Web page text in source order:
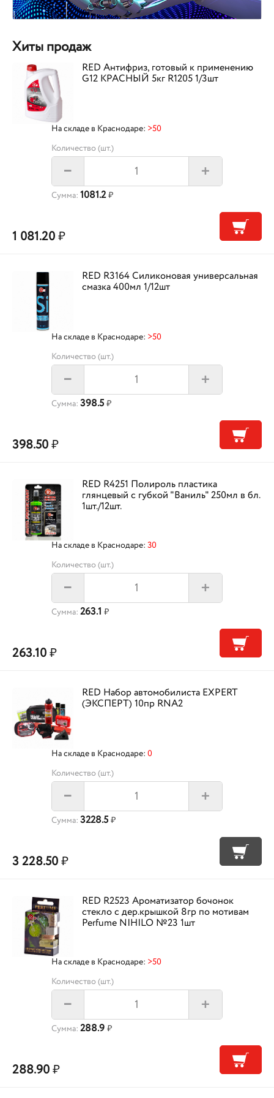
Хиты продаж
RED Антифриз, готовый к применению
G12 КРАСНЫЙ 5кг R1205 1/3шт
На складе в Краснодаре: >50
Количество (шт.)
– +
Сумма: 1081.2₽
1 081.20₽
RED R3164 Силиконовая универсальная
смазка 400мл 1/12шт
На складе в Краснодаре: >50
Количество (шт.)
– +
Сумма: 398.5 ₽
398.50₽
RED R4251 Полироль пластика
глянцевый с губкой "Ваниль" 250мл в бл.
1шт./12шт.
На складе в Краснодаре: 30
Количество (шт.)
– +
Сумма: 263.1 ₽
263.10₽
RED Набор автомобилиста EXPERT
(ЭКСПЕРТ) 10пр RNA2
На складе в Краснодаре: 0
Количество (шт.)
– +
Сумма: 3228.5 ₽
3 228.50₽
RED R2523 Ароматизатор бочонок
стекло с дер.крышкой 8гр по мотивам
Perfume NIHILO №23 1шт
На складе в Краснодаре: >50
Количество (шт.)
– +
Сумма: 288.9 ₽
288.90₽